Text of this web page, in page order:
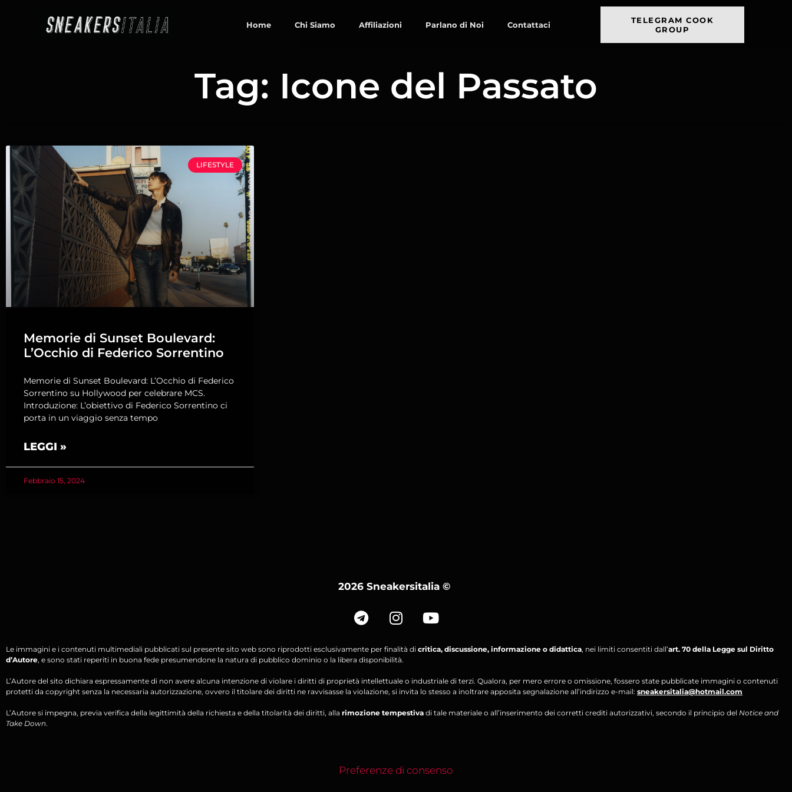
Home Chi Siamo Affiliazioni Parlano di Noi Contattaci
TELEGRAM COOK
GROUP
Tag: Icone del Passato
LIFESTYLE
Memorie di Sunset Boulevard:
L’Occhio di Federico Sorrentino
Memorie di Sunset Boulevard: L’Occhio di Federico
Sorrentino su Hollywood per celebrare MCS.
Introduzione: L’obiettivo di Federico Sorrentino ci
porta in un viaggio senza tempo
LEGGI »
Febbraio 15, 2024
2026 Sneakersitalia©
Le immagini e i contenuti multimediali pubblicati sul presente sito web sono riprodotti esclusivamente per finalità di critica, discussione, informazione o didattica, nei limiti consentiti dall’art. 70 della Legge sul Diritto
d’Autore, e sono stati reperiti in buona fede presumendone la natura di pubblico dominio o la libera disponibilità.
L’Autore del sito dichiara espressamente di non avere alcuna intenzione di violare i diritti di proprietà intellettuale o industriale di terzi. Qualora, per mero errore o omissione, fossero state pubblicate immagini o contenuti
protetti da copyright senza la necessaria autorizzazione, ovvero il titolare dei diritti ne ravvisasse la violazione, si invita lo stesso a inoltrare apposita segnalazione all’indirizzo e-mail: sneakersitalia@hotmail.com
L’Autore si impegna, previa verifica della legittimità della richiesta e della titolarità dei diritti, alla rimozione tempestiva di tale materiale o all’inserimento dei corretti crediti autorizzativi, secondo il principio del Notice and
Take Down.
Preferenze di consenso